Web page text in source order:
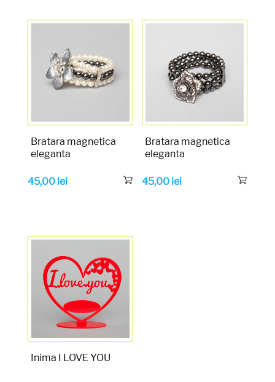
Bratara magnetica
eleganta
45,00 lei
Bratara magnetica
eleganta
45,00 lei
Inima I LOVE YOU